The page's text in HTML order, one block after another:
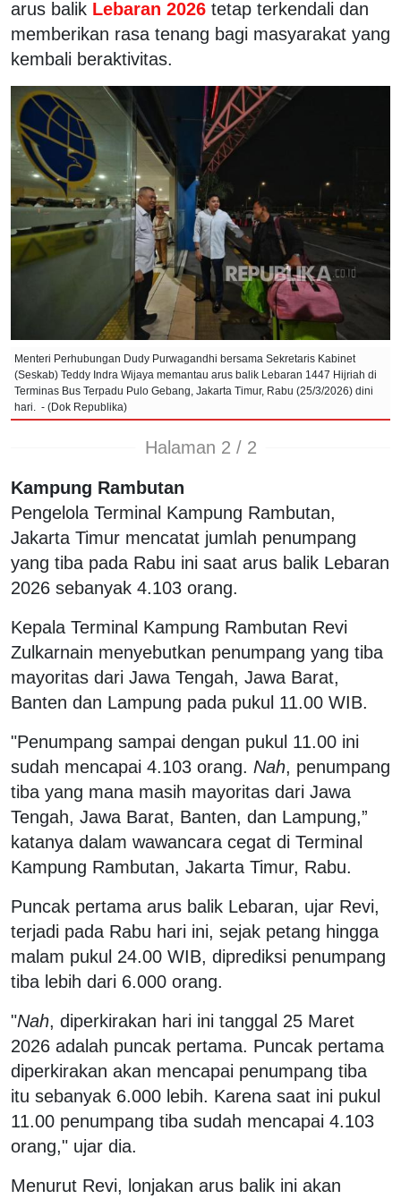
arus balik Lebaran 2026 tetap terkendali dan
memberikan rasa tenang bagi masyarakat yang
kembali beraktivitas.
Menteri Perhubungan Dudy Purwagandhi bersama Sekretaris Kabinet
(Seskab) Teddy Indra Wijaya memantau arus balik Lebaran 1447 Hijriah di
Terminas Bus Terpadu Pulo Gebang, Jakarta Timur, Rabu (25/3/2026) dini
hari. - (Dok Republika)
Halaman 2 / 2
Kampung Rambutan
Pengelola Terminal Kampung Rambutan,
Jakarta Timur mencatat jumlah penumpang
yang tiba pada Rabu ini saat arus balik Lebaran
2026 sebanyak 4.103 orang.
Kepala Terminal Kampung Rambutan Revi
Zulkarnain menyebutkan penumpang yang tiba
mayoritas dari Jawa Tengah, Jawa Barat,
Banten dan Lampung pada pukul 11.00 WIB.
"Penumpang sampai dengan pukul 11.00 ini
sudah mencapai 4.103 orang. Nah, penumpang
tiba yang mana masih mayoritas dari Jawa
Tengah, Jawa Barat, Banten, dan Lampung,”
katanya dalam wawancara cegat di Terminal
Kampung Rambutan, Jakarta Timur, Rabu.
Puncak pertama arus balik Lebaran, ujar Revi,
terjadi pada Rabu hari ini, sejak petang hingga
malam pukul 24.00 WIB, diprediksi penumpang
tiba lebih dari 6.000 orang.
"Nah, diperkirakan hari ini tanggal 25 Maret
2026 adalah puncak pertama. Puncak pertama
diperkirakan akan mencapai penumpang tiba
itu sebanyak 6.000 lebih. Karena saat ini pukul
11.00 penumpang tiba sudah mencapai 4.103
orang," ujar dia.
Menurut Revi, lonjakan arus balik ini akan